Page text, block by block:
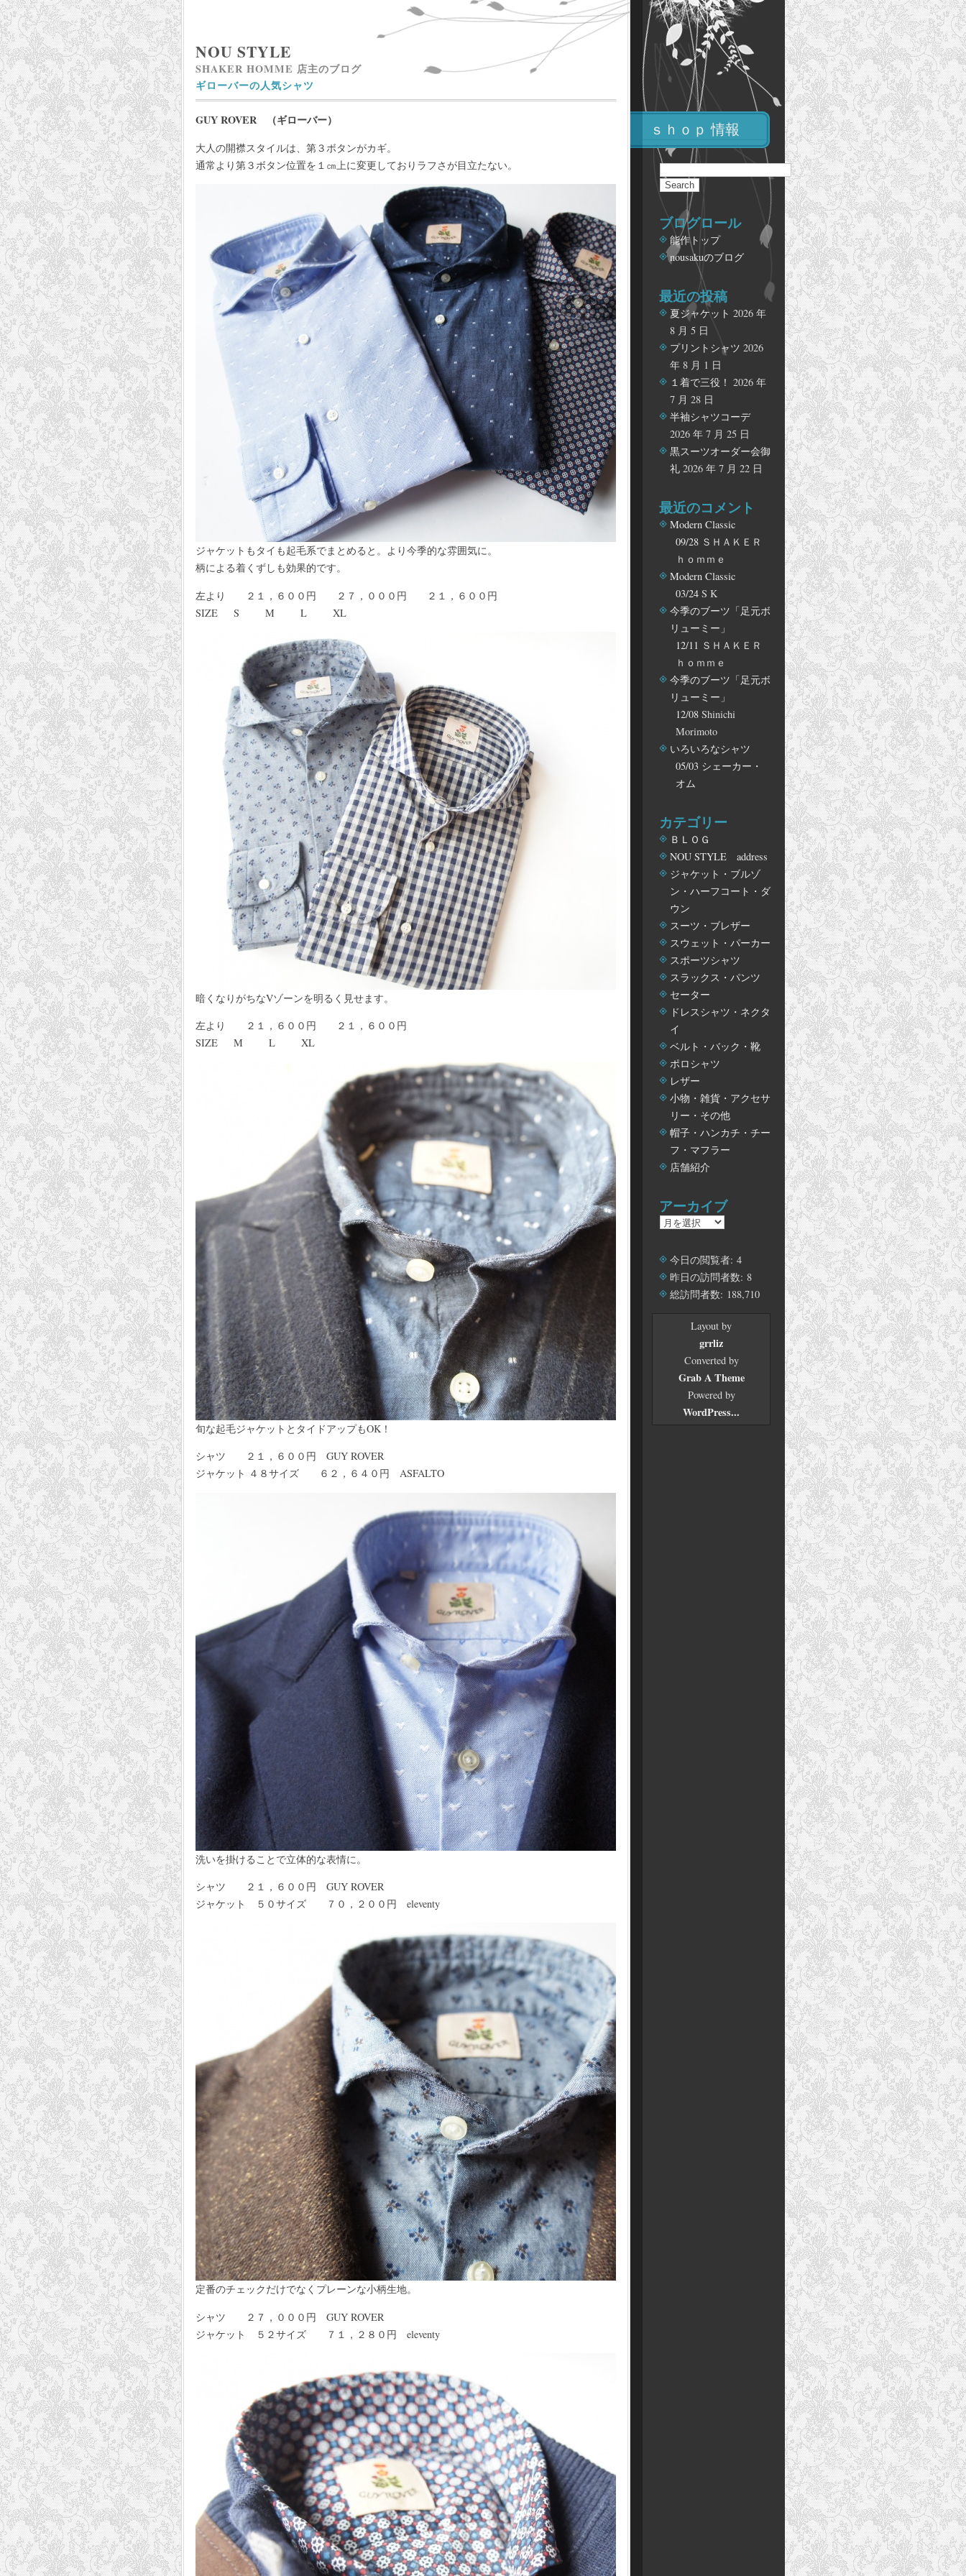
NOU STYLE
SHAKER HOMME 店主のブログ
ギローバーの人気シャツ
GUY ROVER （ギローバー）
大人の開襟スタイルは、第３ボタンがカギ。
通常より第３ボタン位置を１㎝上に変更しておりラフさが目立たない。
ジャケットもタイも起毛系でまとめると。より今季的な雰囲気に。
柄による着くずしも効果的です。
左より ２１，６００円 ２７，０００円 ２１，６００円
SIZE S M L XL
暗くなりがちなVゾーンを明るく見せます。
左より ２１，６００円 ２１，６００円
SIZE M L XL
旬な起毛ジャケットとタイドアップもOK！
シャツ ２１，６００円 GUY ROVER
ジャケット ４８サイズ ６２，６４０円 ASFALTO
洗いを掛けることで立体的な表情に。
シャツ ２１，６００円 GUY ROVER
ジャケット ５０サイズ ７０，２００円 eleventy
定番のチェックだけでなくプレーンな小柄生地。
シャツ ２７，０００円 GUY ROVER
ジャケット ５２サイズ ７１，２８０円 eleventy
ｓｈｏｐ 情報
ブログロール
能作トップ
nousakuのブログ
最近の投稿
夏ジャケット 2026 年
8 月 5 日
プリントシャツ 2026
年 8 月 1 日
１着で三役！ 2026 年
7 月 28 日
半袖シャツコーデ
2026 年 7 月 25 日
黒スーツオーダー会御
礼 2026 年 7 月 22 日
最近のコメント
Modern Classic
09/28 ＳＨＡＫＥＲ
ｈｏｍｍｅ
Modern Classic
03/24 S K
今季のブーツ「足元ボ
リューミー」
12/11 ＳＨＡＫＥＲ
ｈｏｍｍｅ
今季のブーツ「足元ボ
リューミー」
12/08 Shinichi
Morimoto
いろいろなシャツ
05/03 シェーカー・
オム
カテゴリー
ＢＬＯＧ
NOU STYLE address
ジャケット・ブルゾ
ン・ハーフコート・ダ
ウン
スーツ・ブレザー
スウェット・パーカー
スポーツシャツ
スラックス・パンツ
セーター
ドレスシャツ・ネクタ
イ
ベルト・バック・靴
ポロシャツ
レザー
小物・雑貨・アクセサ
リー・その他
帽子・ハンカチ・チー
フ・マフラー
店舗紹介
アーカイブ
ア
カ
イ
ブ
今日の閲覧者: 4
昨日の訪問者数: 8
総訪問者数: 188,710
Layout by
grrliz
Converted by
Grab A Theme
Powered by
WordPress...